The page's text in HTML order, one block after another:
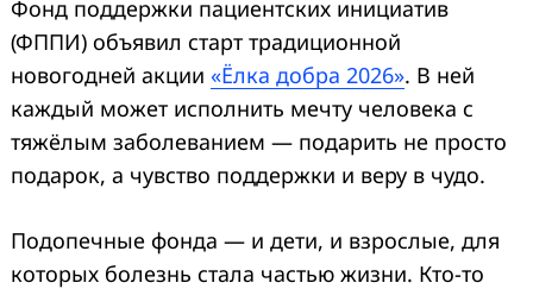
Фонд поддержки пациентских инициатив
(ФППИ) объявил старт традиционной
новогодней акции «Ёлка добра 2026». В ней
каждый может исполнить мечту человека с
тяжёлым заболеванием — подарить не просто
подарок, а чувство поддержки и веру в чудо.
Подопечные фонда — и дети, и взрослые, для
которых болезнь стала частью жизни. Кто-то